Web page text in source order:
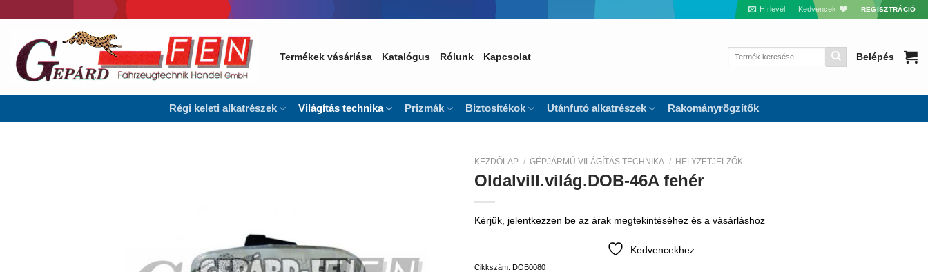
to
Hírlevél Kedvencek REGISZTRÁCIÓ
Termékek vásárlása Katalógus Rólunk Kapcsolat
Keresés
Belépés
Régi keleti alkatrészek Világítás technika Prizmák Biztosítékok Utánfutó alkatrészek Rakományrögzítők
KEZDŐLAP / GÉPJÁRMŰ VILÁGÍTÁS TECHNIKA / HELYZETJELZŐK
Oldalvill.világ.DOB-46A fehér
Kérjük, jelentkezzen be az árak megtekintéséhez és a vásárláshoz
Kedvencekhez
Cikkszám: DOB0080